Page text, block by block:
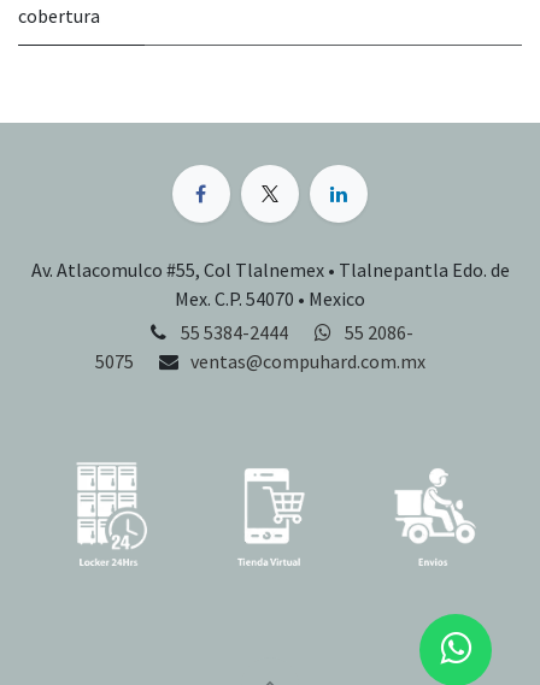
cobertura
Av. Atlacomulco #55, Col Tlalnemex • Tlalnepantla Edo. de
Mex. C.P. 54070 • Mexico
55 5384-2444
55 2086-
5075
ventas@compuhard.com.mx